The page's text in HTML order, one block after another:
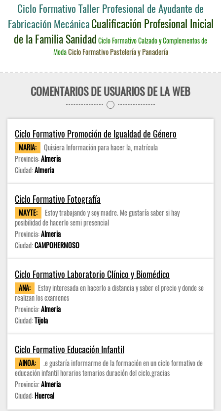
Ciclo Formativo Taller Profesional de Ayudante de
Fabricación MecánicaCualificación Profesional Inicial
de la Familia SanidadCiclo Formativo Calzado y Complementos de
ModaCiclo Formativo Pastelería y Panadería
COMENTARIOS DE USUARIOS DE LA WEB
Ciclo Formativo Promoción de Igualdad de Género
MARIA:
Quisiera Información para hacer la, matrícula
Provincia:Almeria
Ciudad:Almeria
Ciclo Formativo Fotografía
MAYTE:
Estoy trabajando y soy madre. Me gustaría saber si hay
posibilidad de hacerlo semi presencial
Provincia:Almeria
Ciudad:CAMPOHERMOSO
Ciclo Formativo Laboratorio Clínico y Biomédico
ANA:
Estoy interesada en hacerlo a distancia y saber el precio y donde se
realizan los examenes
Provincia:Almeria
Ciudad:Tijola
Ciclo Formativo Educación Infantil
AINOA:
.e gustaría informarme de la formación en un ciclo formativo de
educación infantil horarios temarios duración del ciclo.gracias
Provincia:Almeria
Ciudad:Huercal